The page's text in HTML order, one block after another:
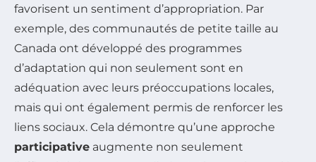
favorisent un sentiment d’appropriation. Par
exemple, des communautés de petite taille au
Canada ont développé des programmes
d’adaptation qui non seulement sont en
adéquation avec leurs préoccupations locales,
mais qui ont également permis de renforcer les
liens sociaux. Cela démontre qu’une approche
participative augmente non seulement